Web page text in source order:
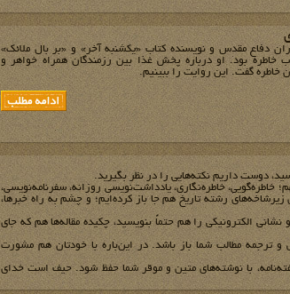
دفاع مقدس و نویسنده کتاب «یکشنبه آخر» و «بر بال ملائک»
بود. او درباره پخش غذا بین رزمندگان همراه خواهر و
گفت. این روایت‌‌ را ببینیم.
دوست داريم نکته‌هايي را در نظر بگيريد.
خاطره‌گويي، خاطره‌نگاري، يادداشت‌نويسي روزانه، سفرنامه‌نويسي،
رشته تاريخ هم جا باز کرده‌ايم؛ و چشم به راه خبرها،
الکترونيکي را هم حتماً بنويسيد، چکيده مقاله‌ها هم که جاي
ترجمه مطالب شما باز باشد. در اين‌باره با خودتان هم مشورت
با نوشته‌هاي متين و موقر شما حفظ شود. حيف است خداي